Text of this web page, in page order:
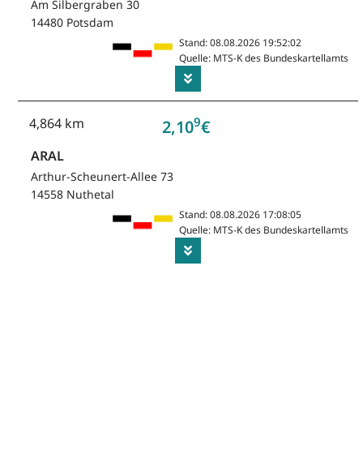
Am Silbergraben 30
14480 Potsdam
Stand: 08.08.2026 19:52:02
Quelle: MTS-K des Bundeskartellamts
4,864 km 2,109€
ARAL
Arthur-Scheunert-Allee 73
14558 Nuthetal
Stand: 08.08.2026 17:08:05
Quelle: MTS-K des Bundeskartellamts